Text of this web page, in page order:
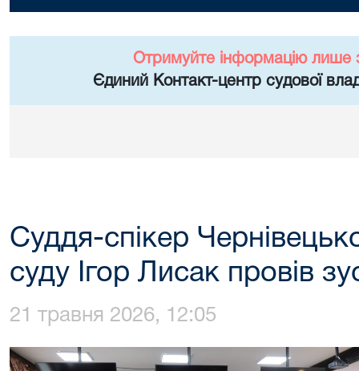
Отримуйте інформацію лише
Єдиний Контакт-центр судової
Суддя-спікер
суду Ігор Лисак провів
21 травня 2026, 12:05